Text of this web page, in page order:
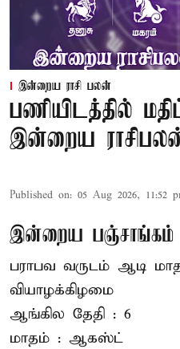
இன்றைய ராசி பலன்
பணியிடத்தில்
இன்றைய
Published on: 05 Aug 2026, 11:52
இன்றைய பஞ்சாங்கம்
பராபவ வருடம் ஆடி
வியாழக்கிழமை
ஆங்கில தேதி : 6
மாதம் : ஆகஸ்ட்